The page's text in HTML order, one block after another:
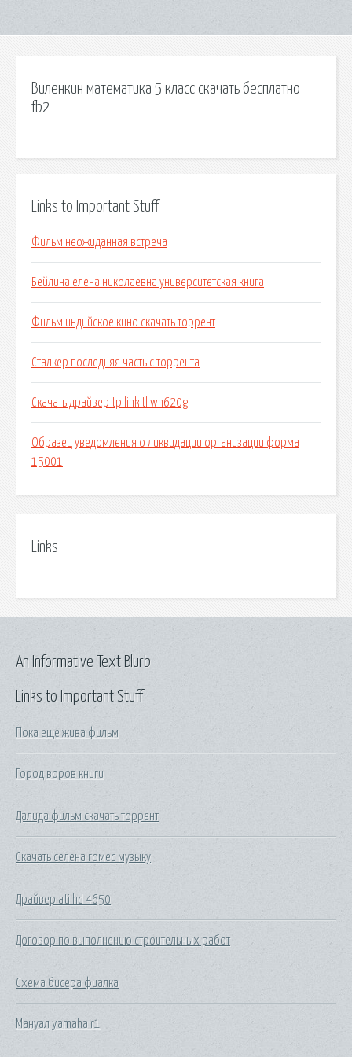
Виленкин математика 5 класс скачать бесплатно
fb2
Links to Important Stuff
Фильм неожиданная встреча
Бейлина елена николаевна университетская книга
Фильм индийское кино скачать торрент
Сталкер последняя часть с торрента
Скачать драйвер tp link tl wn620g
Образец уведомления о ликвидации организации форма
15001
Links
Links to Important Stuff
Пока еще жива фильм
Город воров книги
Далида фильм скачать торрент
Скачать селена гомес музыку
Драйвер ati hd 4650
Договор по выполнению строительных работ
Схема бисера фиалка
Мануал yamaha r1
An Informative Text Blurb